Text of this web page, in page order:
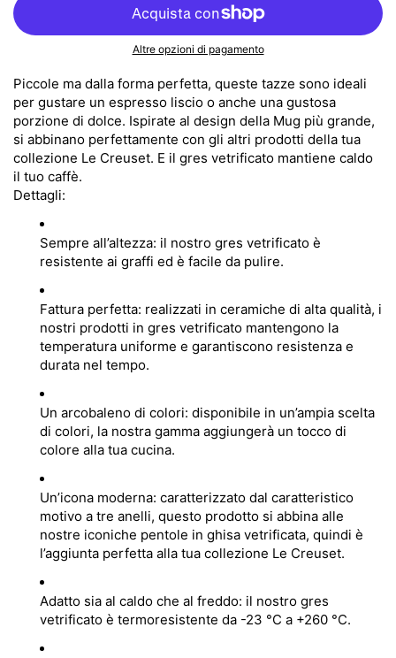
Altre opzioni di pagamento
Piccole ma dalla forma perfetta, queste tazze sono ideali
per gustare un espresso liscio o anche una gustosa
porzione di dolce. Ispirate al design della Mug più grande,
si abbinano perfettamente con gli altri prodotti della tua
collezione Le Creuset. E il gres vetrificato mantiene caldo
il tuo caffè.
Dettagli:
Sempre all’altezza: il nostro gres vetrificato è
resistente ai graffi ed è facile da pulire.
Fattura perfetta: realizzati in ceramiche di alta qualità, i
nostri prodotti in gres vetrificato mantengono la
temperatura uniforme e garantiscono resistenza e
durata nel tempo.
Un arcobaleno di colori: disponibile in un’ampia scelta
di colori, la nostra gamma aggiungerà un tocco di
colore alla tua cucina.
Un’icona moderna: caratterizzato dal caratteristico
motivo a tre anelli, questo prodotto si abbina alle
nostre iconiche pentole in ghisa vetrificata, quindi è
l’aggiunta perfetta alla tua collezione Le Creuset.
Adatto sia al caldo che al freddo: il nostro gres
vetrificato è termoresistente da -23 °C a +260 °C.